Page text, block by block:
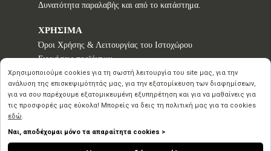
Δυνατότητα παραλαβής και από το κατάστημα.
ΧΡΗΣΙΜΑ
Όροι Χρήσης & Λειτουργίας του Ιστοχώρου
Εγγυήσεις προϊόντων
Τρόποι παραγγελίας
Πολιτική επιστροφών - Δικαίωμα Υπαναχώρησης
Προστασία Προσωπικών Δεδομένων
Χρησιμοποιούμε cookies για τη σωστή λειτουργία του site μας, για την
ανάλυση της επισκεψιμότητάς μας, για την εξατομίκευση των διαφημίσεων,
για να σου παρέχουμε εξατομικευμένη εξυπηρέτηση και για να μαθαίνεις για
τις προσφορές μας εύκολα! Μπορείς να δεις τη πολιτική μας για τα cookies
εδώ.
Ναι, αποδέχομαι μόνο τα απαραίτητα cookies >